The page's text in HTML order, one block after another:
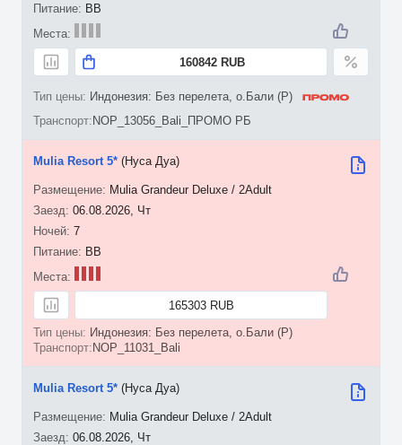
BB
160842 RUB
Индонезия: Без перелета, о.Бали (P)
NOP_13056_Bali_ПРОМО РБ
06.08.2026, Чт
7
Mulia Resort 5* (Нуса Дуа)
Mulia Grandeur Deluxe / 2Adult
BB
165303 RUB
Индонезия: Без перелета, о.Бали (P)
NOP_11031_Bali
06.08.2026, Чт
Mulia Resort 5* (Нуса Дуа)
Mulia Grandeur Deluxe / 2Adult